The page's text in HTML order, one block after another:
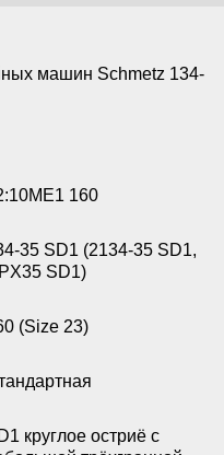
машин Schmetz 134-
160
35 SD1 (2134-35 SD1,
SD1)
(Size 23)
круглое остриё с